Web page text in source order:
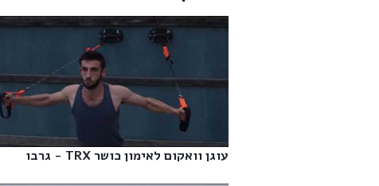
עוגן וואקום לאימון כושר TRX - גרבו‎